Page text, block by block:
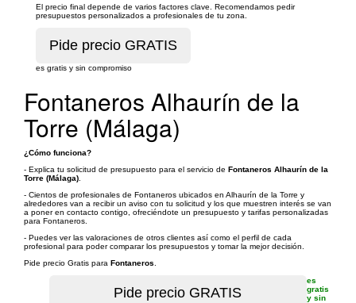
El precio final depende de varios factores clave. Recomendamos pedir
presupuestos personalizados a profesionales de tu zona.
es gratis y sin compromiso
Fontaneros Alhaurín de la
Torre (Málaga)
¿Cómo funciona?
- Explica tu solicitud de presupuesto para el servicio de Fontaneros Alhaurín de la
Torre (Málaga)
- Cientos de profesionales de Fontaneros ubicados en Alhaurín de la Torre y
alrededores van a recibir un aviso con tu solicitud y los que muestren interés se van
a poner en contacto contigo, ofreciéndote un presupuesto y tarifas personalizadas
para Fontaneros.
- Puedes ver las valoraciones de otros clientes así como el perfil de cada
profesional para poder comparar los presupuestos y tomar la mejor decisión.
Pide precio Gratis para Fontaneros
es
gratis
y sin